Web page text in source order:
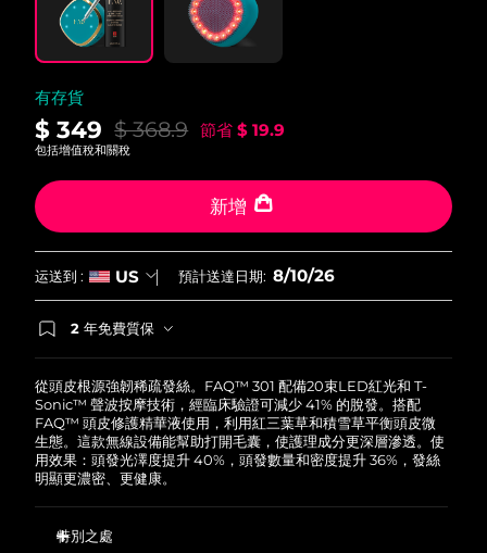
有存貨
$ 349 $ 368.9 節省 $ 19.9
包括增值稅和關稅
新增
运送到 : US 預計送達日期: 8/10/26
2 年免費質保
從頭皮根源強韌稀疏發絲。FAQ™ 301 配備20束LED紅光和 T-
Sonic™ 聲波按摩技術，經臨床驗證可減少 41% 的脫發。搭配
FAQ™ 頭皮修護精華液使用，利用紅三葉草和積雪草平衡頭皮微
生態。這款無線設備能幫助打開毛囊，使護理成分更深層滲透。使
用效果：頭發光澤度提升 40%，頭發數量和密度提升 36%，發絲
明顯更濃密、更健康。
特別之處
盧森堡
中國澳門特別行政區
馬來西亞
馬爾他 8/9/26
墨西哥
摩納哥 預計送達日期8/10/26
紐西蘭 預計送達日期8/9/26
挪威 預計送達日期8/9/26
阿曼